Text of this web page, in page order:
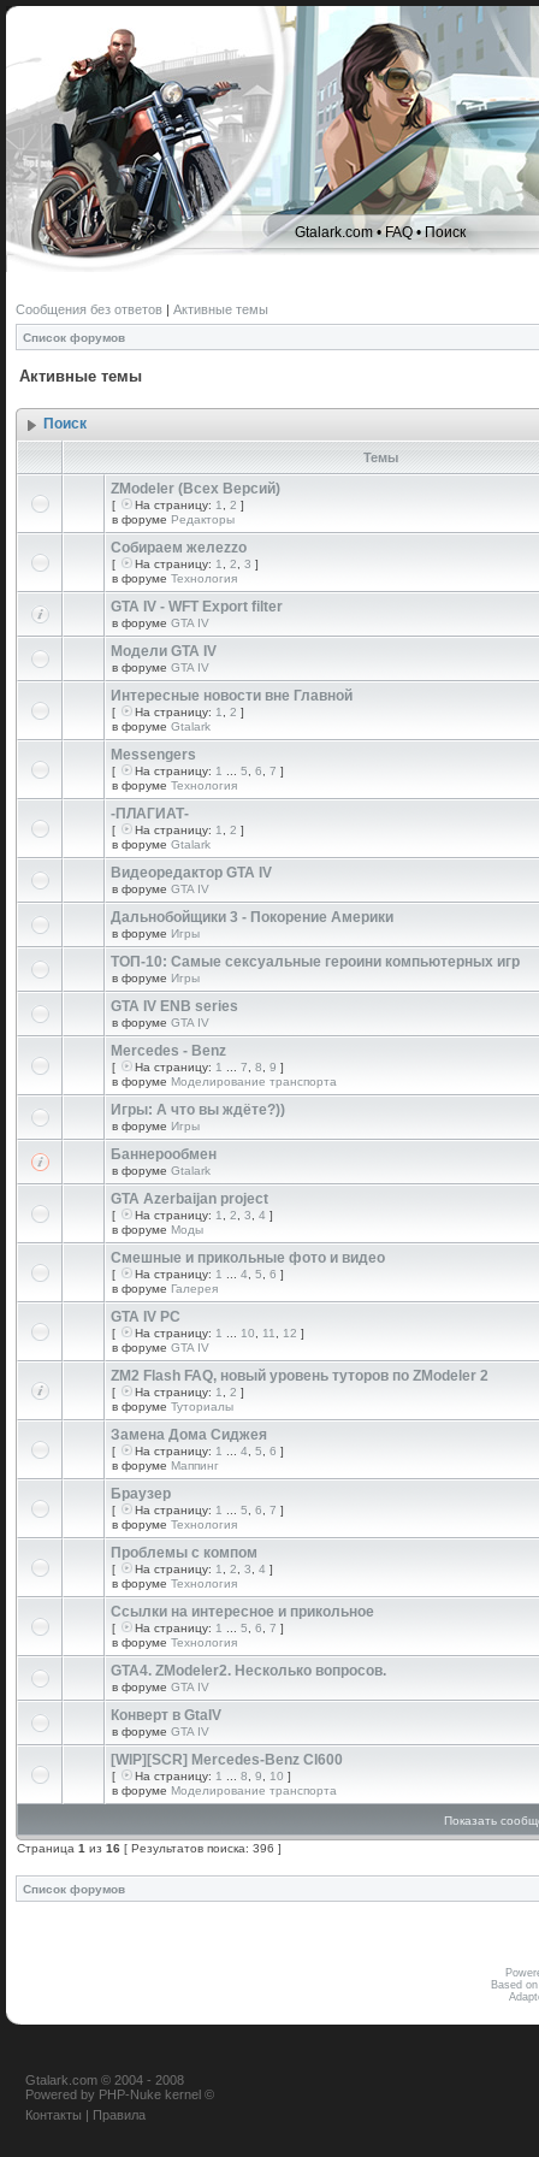
Gtalark.com •FAQ•Поиск
Сообщения без ответов | Активные темы
Список форумов
Активные темы
Поиск
Темы
ZModeler (Всех Версий)
[ На страницу: 1 2 ]
в форуме Редакторы
Собираем желеzzо
[ На страницу: 1 2 3 ]
в форуме Технология
GTA IV - WFT Export filter
в форуме GTA IV
Модели GTA IV
в форуме GTA IV
Интересные новости вне Главной
[ На страницу: 1 2 ]
в форуме Gtalark
Messengers
[ На страницу: 1 5 6 7 ]
в форуме Технология
-ПЛАГИАТ-
[ На страницу: 1 2 ]
в форуме Gtalark
Видеоредактор GTA IV
в форуме GTA IV
Дальнобойщики 3 - Покорение Америки
в форуме Игры
ТОП-10: Самые сексуальные героини компьютерных игр
в форуме Игры
GTA IV ENB series
в форуме GTA IV
Mercedes - Benz
[ На страницу: 1 7 8 9 ]
в форуме Моделирование транспорта
Игры: А что вы ждёте?))
в форуме Игры
Баннерообмен
в форуме Gtalark
GTA Azerbaijan project
[ На страницу: 1 2 3 4 ]
в форуме Моды
Смешные и прикольные фото и видео
[ На страницу: 1 4 5 6 ]
в форуме Галерея
GTA IV PC
[ На страницу: 1 10 11 12 ]
в форуме GTA IV
ZM2 Flash FAQ, новый уровень туторов по ZModeler 2
[ На страницу: 1 2 ]
в форуме Туториалы
Замена Дома Сиджея
[ На страницу: 1 4 5 6 ]
в форуме Маппинг
Браузер
[ На страницу: 1 5 6 7 ]
в форуме Технология
Проблемы с компом
[ На страницу: 1 2 3 4 ]
в форуме Технология
Ссылки на интересное и прикольное
[ На страницу: 1 5 6 7 ]
в форуме Технология
GTA4. ZModeler2. Несколько вопросов.
в форуме GTA IV
Конверт в GtaIV
в форуме GTA IV
[WIP][SCR] Mercedes-Benz Cl600
[ На страницу: 1 8 9 10 ]
в форуме Моделирование транспорта
Показать
Страница 1 из 16 [ Результатов поиска: 396 ]
Список форумов
Based
Gtalark.com © 2004 - 2008
Powered by PHP-Nuke kernel ©
Контакты | Правила